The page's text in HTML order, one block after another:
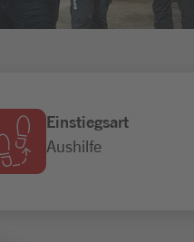
Einstiegsart
Aushilfe